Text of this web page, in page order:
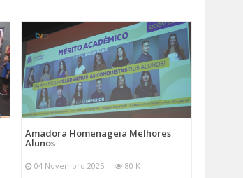
Amadora Homenageia Melhores
Alunos
04 Novembro 2025 80 K